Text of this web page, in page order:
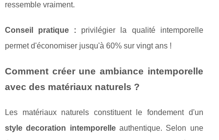
ressemble vraiment.
Conseil pratique : privilégier la qualité intemporelle
permet d'économiser jusqu'à 60% sur vingt ans !
Comment créer une ambiance intemporelle
avec des matériaux naturels ?
Les matériaux naturels constituent le fondement d'un
style decoration intemporelleauthentique. Selon une